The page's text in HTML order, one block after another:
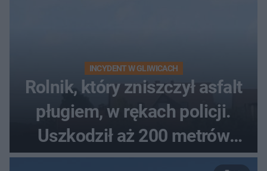
INCYDENT W GLIWICACH
Rolnik, który zniszczył asfalt
pługiem, w rękach policji.
Uszkodził aż 200 metrów
nowej drogi